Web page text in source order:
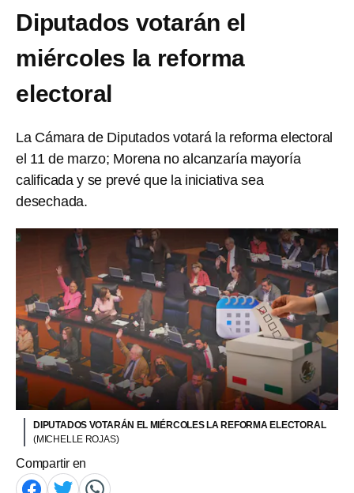
Diputados votarán el
miércoles la reforma
electoral
La Cámara de Diputados votará la reforma electoral
el 11 de marzo; Morena no alcanzaría mayoría
calificada y se prevé que la iniciativa sea
desechada.
DIPUTADOS VOTARÁN EL MIÉRCOLES LA REFORMA ELECTORAL
(MICHELLE ROJAS)
Compartir en